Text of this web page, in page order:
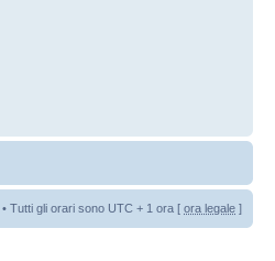
• Tutti gli orari sono UTC + 1 ora [ ora legale ]